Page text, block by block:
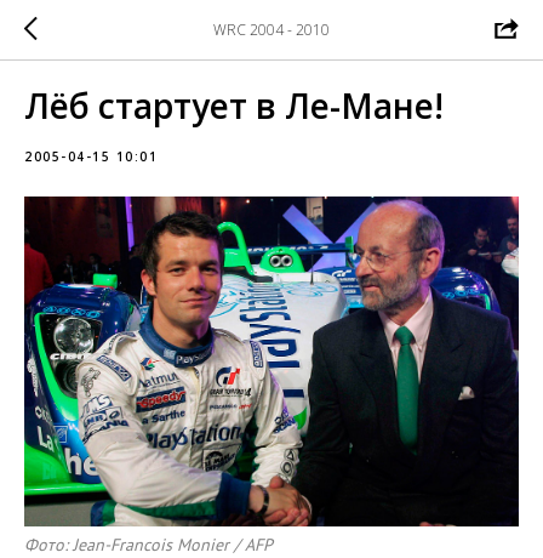
WRC 2004 - 2010
Лёб стартует в Ле-Мане!
2005-04-15 10:01
Фото: Jean-Francois Monier / AFP